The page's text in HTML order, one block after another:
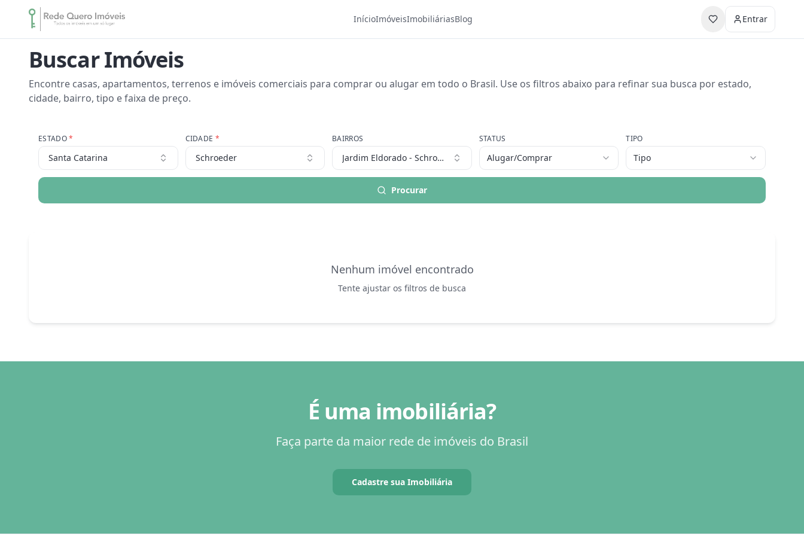
InícioImóveisImobiliáriasBlog Entrar
Buscar Imóveis
Encontre casas, apartamentos, terrenos e imóveis comerciais para comprar ou alugar em todo o Brasil. Use os filtros abaixo para refinar sua busca por estado,
cidade, bairro, tipo e faixa de preço.
ESTADO*
Santa Catarina
CIDADE *
Schroeder
BAIRROS
Jardim Eldorado - Schroeder
STATUS
Alugar/Comprar
TIPO
Tipo
Procurar
Nenhum imóvel encontrado
Tente ajustar os filtros de busca
É uma imobiliária?
Faça parte da maior rede de imóveis do Brasil
Cadastre sua Imobiliária